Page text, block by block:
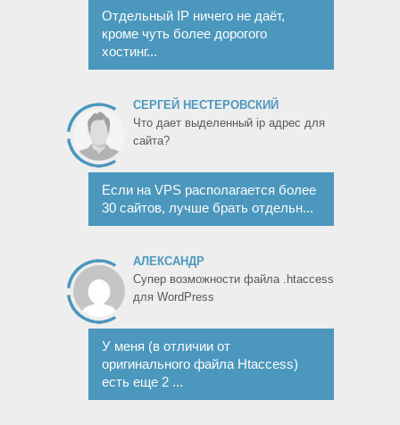
Отдельный IP ничего не даёт,
кроме чуть более дорогого
хостинг...
СЕРГЕЙ НЕСТЕРОВСКИЙ
Что дает выделенный ip адрес для
сайта?
Если на VPS располагается более
30 сайтов, лучше брать отдельн...
АЛЕКСАНДР
Супер возможности файла .htaccess
для WordPress
У меня (в отличии от
оригинального файла Htaccess)
есть еще 2 ...